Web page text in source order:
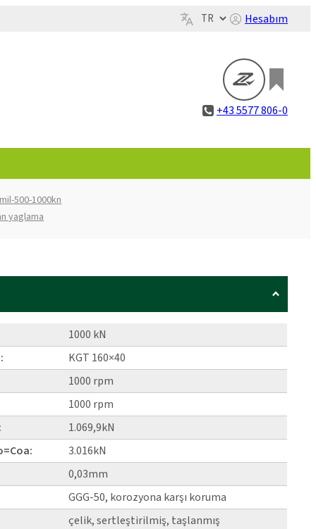
Hesabım
+43 5577 806-0
500-1000kn
yaglama
1000 kN
KGT 160×40
1000 rpm
1000 rpm
1.069,9kN
3.016kN
0,03mm
GGG-50, korozyona karşı koruma
çelik, sertleştirilmiş, taşlanmış